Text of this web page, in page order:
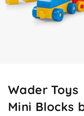
Wader Toys
Mini Blocks